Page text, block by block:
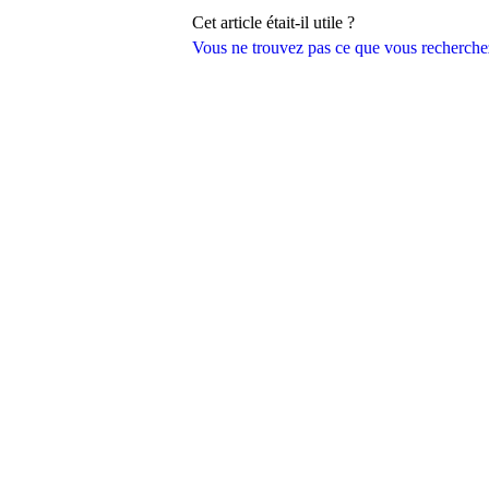
Vous ne trouvez pas ce que vous
Cet article était-il utile ?